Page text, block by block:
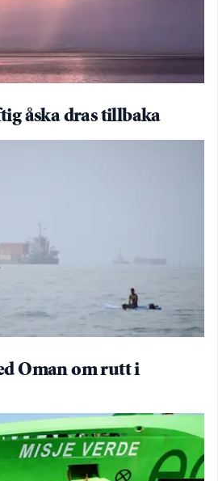
åska dras tillbaka
Oman om rutt i